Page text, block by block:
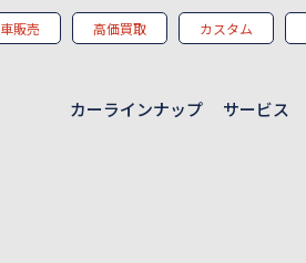
販売 高価買取 カスタム
カーラインナップ サービス